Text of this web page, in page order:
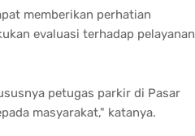
memberikan perhatian
evaluasi terhadap pelayanan
petugas parkir di Pasar
masyarakat," katanya.